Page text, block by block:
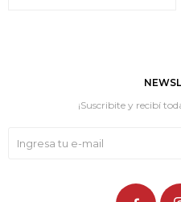
¡Suscribite y recibí